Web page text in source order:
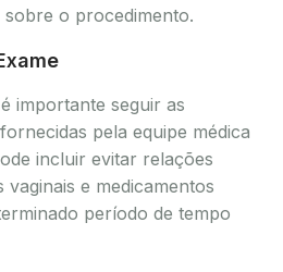
o procedimento.
importante seguir as
pela equipe médica
incluir evitar relações
e medicamentos
período de tempo